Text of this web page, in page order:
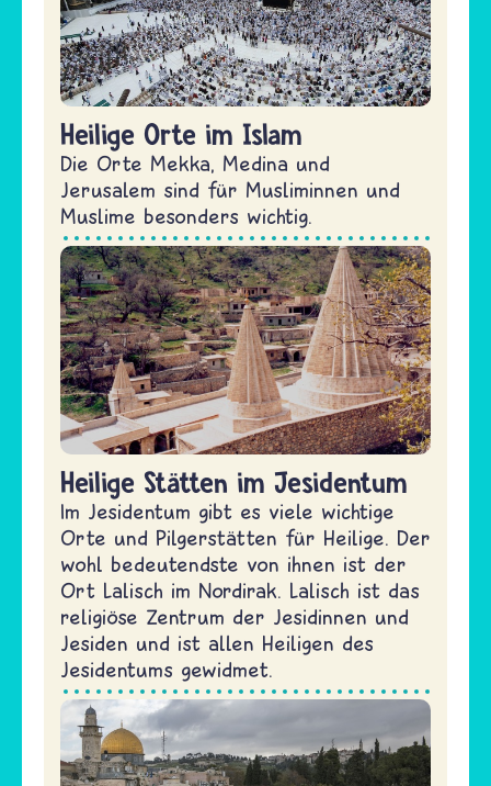
Heilige Orte im Islam
Die Orte Mekka, Medina und
Jerusalem sind für Musliminnen und
Muslime besonders wichtig.
Heilige Stätten im Jesidentum
Im Jesidentum gibt es viele wichtige
Orte und Pilgerstätten für Heilige. Der
wohl bedeutendste von ihnen ist der
Ort Lalisch im Nordirak. Lalisch ist das
religiöse Zentrum der Jesidinnen und
Jesiden und ist allen Heiligen des
Jesidentums gewidmet.